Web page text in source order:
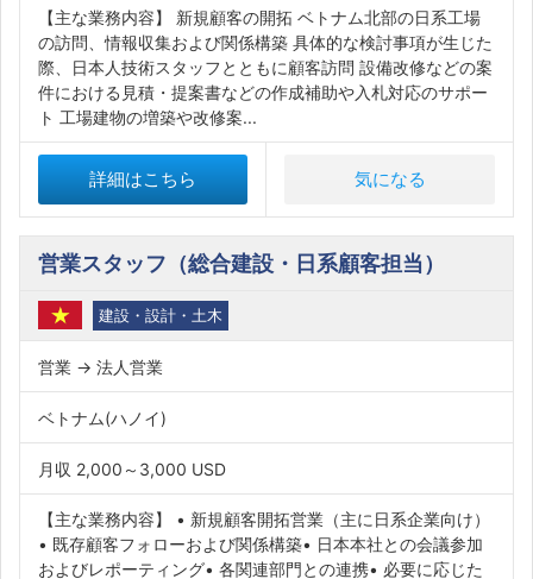
【主な業務内容】 新規顧客の開拓 ベトナム北部の日系工場
の訪問、情報収集および関係構築 具体的な検討事項が生じた
際、日本人技術スタッフとともに顧客訪問 設備改修などの案
件における見積・提案書などの作成補助や入札対応のサポー
ト 工場建物の増築や改修案...
詳細はこちら 気になる
営業スタッフ（総合建設・日系顧客担当）
建設・設計・土木
営業 → 法人営業
ベトナム(ハノイ)
月収 2,000～3,000 USD
【主な業務内容】 • 新規顧客開拓営業（主に日系企業向け）
• 既存顧客フォローおよび関係構築• 日本本社との会議参加
およびレポーティング• 各関連部門との連携• 必要に応じた